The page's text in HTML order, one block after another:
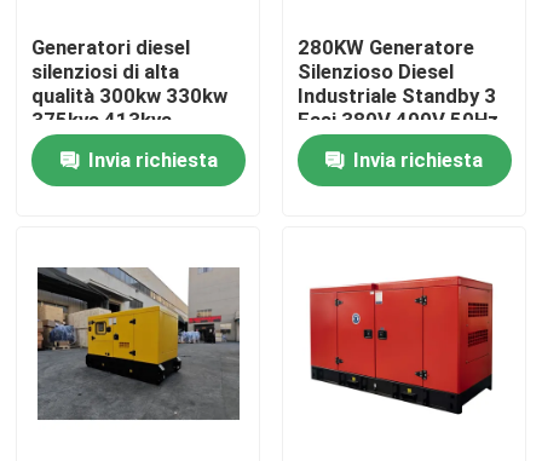
Prodotti
Video
Giro della fabbrica
Controllo di qualità
Generatori diesel
silenziosi di alta
qualità 300kw 330kw
375kva 413kva
raffreddamento ad
acqua generatore
diesel portatile a 3
Invia richiesta
280KW Generatore
Silenzioso Diesel
Industriale Standby 3
Fasi 380V 400V 50Hz
Motore YTO
Professionale
Antivento 24V DC
Invia richiesta